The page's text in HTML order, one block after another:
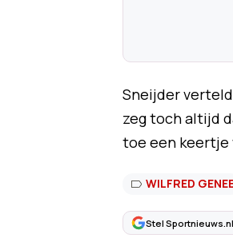
Sneijder
zeg toch altijd
toe een keertje
WILFRED
Stel